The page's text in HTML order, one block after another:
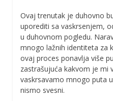
Ovaj trenutak je duhovno
uporediti sa vaskrsenjem,
u duhovnom pogledu.
mnogo lažnih identiteta za
ovaj proces ponavlja više
zastrašujuća kakvom je mi
vaskrsavamo mnogo puta
nismo svesni.